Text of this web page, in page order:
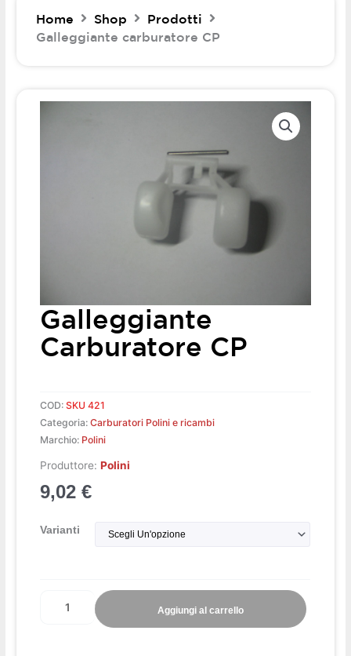
Home Shop
Prodotti
Galleggiante carburatore CP
Galleggiante
Carburatore CP
COD:SKU 421
Categoria:Carburatori Polini e ricambi
Marchio: Polini
Produttore:Polini
9,02€
Varianti
Galleggiante
Aggiungi al carrello